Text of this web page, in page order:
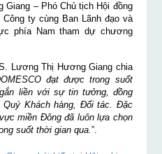
– Phó Chủ tịch Hội đồng
ty cùng Ban Lãnh đạo và
phía Nam tham dự chương
Lương Thị Hương Giang chia
đạt được trong suốt
liền với sự tin tưởng, đồng
Khách hàng, Đối tác. Đặc
miền Đông đã luôn lựa chọn
suốt thời gian qua.”.